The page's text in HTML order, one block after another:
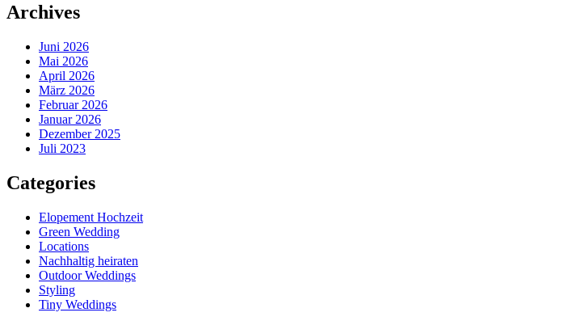
Archives
Juni 2026
Mai 2026
April 2026
März 2026
Februar 2026
Januar 2026
Dezember 2025
Juli 2023
Categories
Elopement Hochzeit
Green Wedding
Locations
Nachhaltig heiraten
Outdoor Weddings
Styling
Tiny Weddings